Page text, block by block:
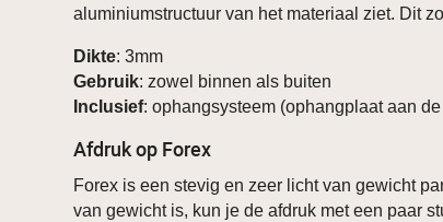
aluminiumstructuur van het materiaal ziet. Dit
Dikte: 3mm
Gebruik: zowel binnen als buiten
Inclusief: ophangsysteem (ophangplaat aan
Afdruk op Forex
Forex is een stevig en zeer licht van gewicht
van gewicht is, kun je de afdruk met een paar